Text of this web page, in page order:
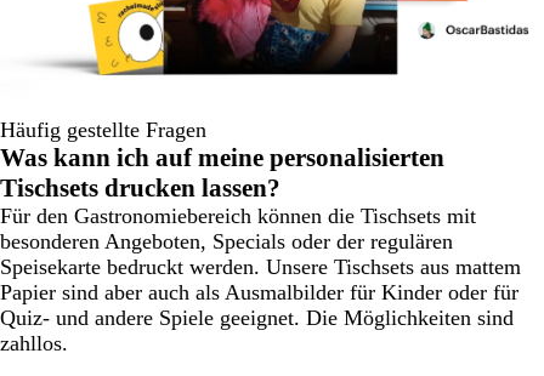
Häufig gestellte Fragen
Was kann ich auf meine personalisierten
Tischsets drucken lassen?
Für den Gastronomiebereich können die Tischsets mit
besonderen Angeboten, Specials oder der regulären
Speisekarte bedruckt werden. Unsere Tischsets aus mattem
Papier sind aber auch als Ausmalbilder für Kinder oder für
Quiz- und andere Spiele geeignet. Die Möglichkeiten sind
zahllos.